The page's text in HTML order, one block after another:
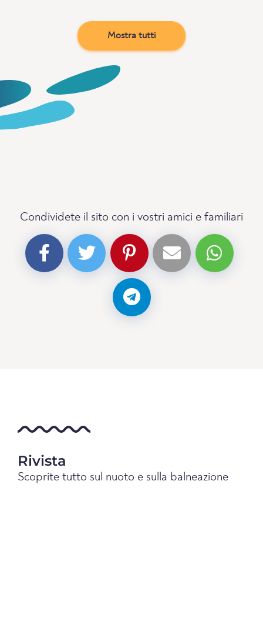
Mostra tutti
Condividete il sito con i vostri amici e familiari
Rivista
Scoprite tutto sul nuoto e sulla balneazione